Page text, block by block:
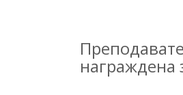
награждена